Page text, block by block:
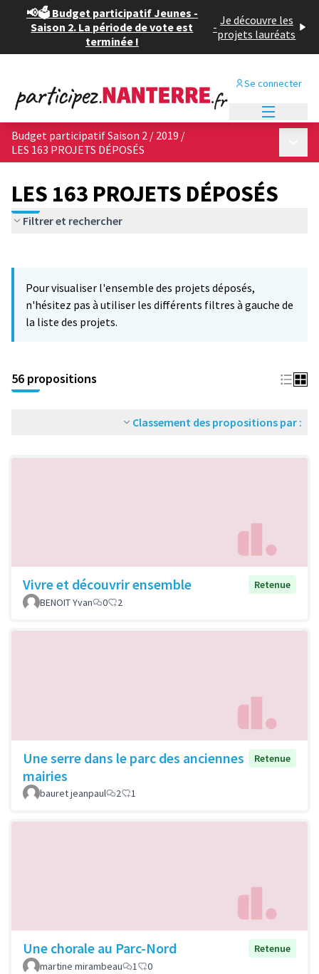
📢🗳️ Budget participatif Jeunes -
Saison 2. La période de vote est
terminée !
- Je découvre les
projets lauréats
Se connecter
Budget participatif Saison 2 / 2019 /
LES 163 PROJETS DÉPOSÉS
LES 163 PROJETS DÉPOSÉS
Filtrer et rechercher
−
Pour visualiser l'ensemble des projets déposés,
n'hésitez pas à utiliser les différents filtres à gauche de
la liste des projets.
56 propositions
Classement des propositions par :
Vivre et découvrir ensemble
Retenue
BENOIT Yvan
0 2
Une serre dans le parc des anciennes
mairies
Retenue
bauret jeanpaul 2 1
Une chorale au Parc-Nord
Retenue
martine mirambeau
1 0